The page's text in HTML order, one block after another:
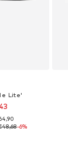
Lite'
-6%